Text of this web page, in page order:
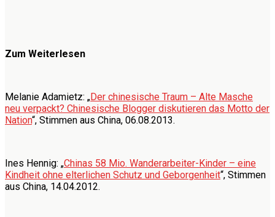
Zum Weiterlesen
Melanie Adamietz: „Der chinesische Traum – Alte Masche
neu verpackt? Chinesische Blogger diskutieren das Motto der
Nation“, Stimmen aus China, 06.08.2013.
Ines Hennig: „Chinas 58 Mio. Wanderarbeiter-Kinder – eine
Kindheit ohne elterlichen Schutz und Geborgenheit“, Stimmen
aus China, 14.04.2012.